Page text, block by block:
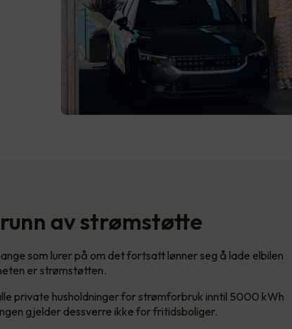
av strømstøtte
som lurer på om det fortsatt lønner seg å lade elbilen
er strømstøtten.
private husholdninger for strømforbruk inntil 5000 kWh
gjelder dessverre ikke for fritidsboliger.